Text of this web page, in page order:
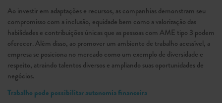
Ao investir em adaptações e recursos, as companhias demonstram seu
compromisso com a inclusão, equidade bem como a valorização das
habilidades e contribuições únicas que as pessoas com AME tipo 3 podem
oferecer. Além disso, ao promover um ambiente de trabalho acessível, a
empresa se posiciona no mercado como um exemplo de diversidade e
respeito, atraindo talentos diversos e ampliando suas oportunidades de
negócios.
Trabalho pode possibilitar autonomia financeira